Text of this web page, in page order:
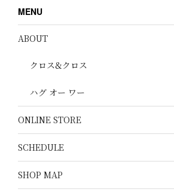
MENU
ABOUT
クロス&クロス
ハグ オー ワー
ONLINE STORE
SCHEDULE
SHOP MAP